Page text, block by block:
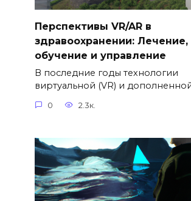
Перспективы VR/AR в
здравоохранении: Лечение,
обучение и управление
В последние годы технологии
виртуальной (VR) и
0 2.3к.